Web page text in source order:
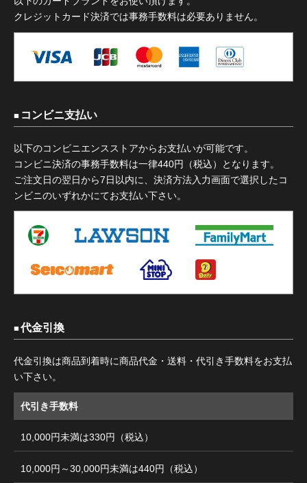
クレジットカード決済では事務手数料は必要ありません。
コンビニ支払い
以下のコンビニエンスストアからお支払いが可能です。
コンビニ決済の事務手数料は一律440円（税込）となります。
ご注文日の翌日から7日以内に、決済方法入力画面で選択したコ
ンビニのいずれかにてお支払い下さい。
代金引換
代金引換は商品到着時に商品代金・送料・代引き手数料をお支払
い下さい。
代引き手数料
10,000円未満は330円（税込）
10,000円～30,000円未満は440円（税込）